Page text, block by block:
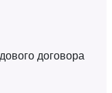
договора